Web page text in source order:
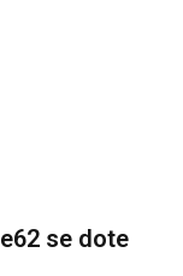
se dote